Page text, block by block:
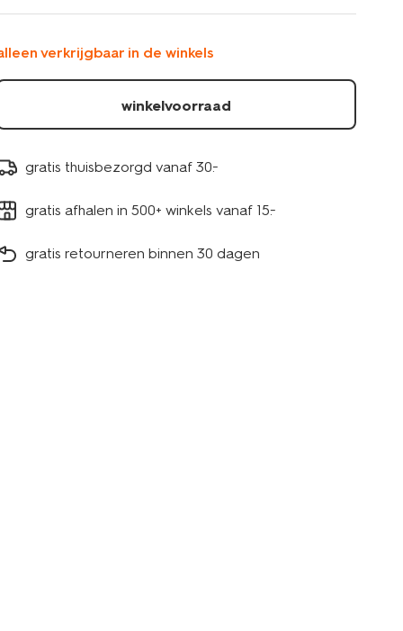
verkrijgbaar in de winkels
winkelvoorraad
gratis thuisbezorgd vanaf 30.-
gratis afhalen in 500+ winkels vanaf 15.-
gratis retourneren binnen 30 dagen